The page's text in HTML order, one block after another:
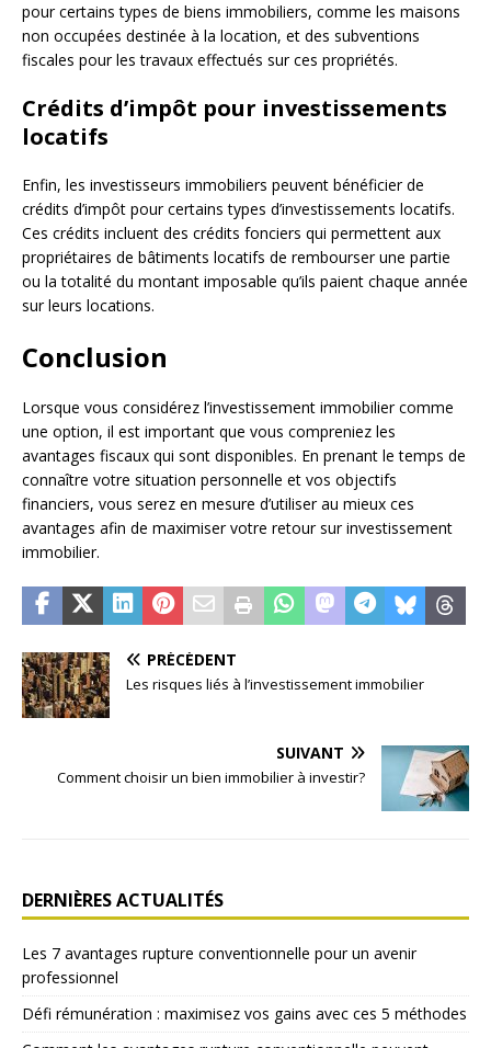
pour certains types de biens immobiliers, comme les maisons
non occupées destinée à la location, et des subventions
fiscales pour les travaux effectués sur ces propriétés.
Crédits d’impôt pour investissements
locatifs
Enfin, les investisseurs immobiliers peuvent bénéficier de
crédits d’impôt pour certains types d’investissements locatifs.
Ces crédits incluent des crédits fonciers qui permettent aux
propriétaires de bâtiments locatifs de rembourser une partie
ou la totalité du montant imposable qu’ils paient chaque année
sur leurs locations.
Conclusion
Lorsque vous considérez l’investissement immobilier comme
une option, il est important que vous compreniez les
avantages fiscaux qui sont disponibles. En prenant le temps de
connaître votre situation personnelle et vos objectifs
financiers, vous serez en mesure d’utiliser au mieux ces
avantages afin de maximiser votre retour sur investissement
immobilier.
PRÉCÉDENT
Les risques liés à l’investissement immobilier
SUIVANT
Comment choisir un bien immobilier à investir?
DERNIÈRES ACTUALITÉS
Les 7 avantages rupture conventionnelle pour un avenir
professionnel
Défi rémunération : maximisez vos gains avec ces 5 méthodes